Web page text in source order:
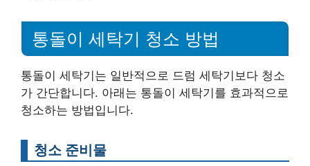
통돌이 세탁기 청소 방법
통돌이 세탁기는 일반적으로 드럼 세탁기보다 청소
가 간단합니다. 아래는 통돌이 세탁기를 효과적으로
청소하는 방법입니다.
청소 준비물